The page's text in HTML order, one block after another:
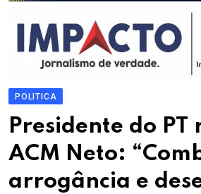
POLITICA
Presidente do PT
ACM Neto:
arrogância e